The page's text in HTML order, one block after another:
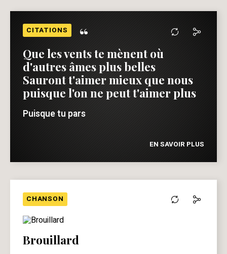
CITATIONS “
Que les vents te mènent où
d'autres âmes plus belles
Sauront t'aimer mieux que nous
puisque l'on ne peut t'aimer plus
Puisque tu pars
EN SAVOIR PLUS
CHANSON
Brouillard